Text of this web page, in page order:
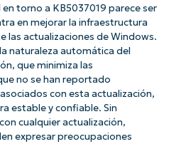
torno a KB5037019 parece ser
en mejorar la infraestructura
las actualizaciones de Windows.
naturaleza automática del
que minimiza las
no se han reportado
con esta actualización,
estable y confiable. Sin
cualquier actualización,
expresar preocupaciones